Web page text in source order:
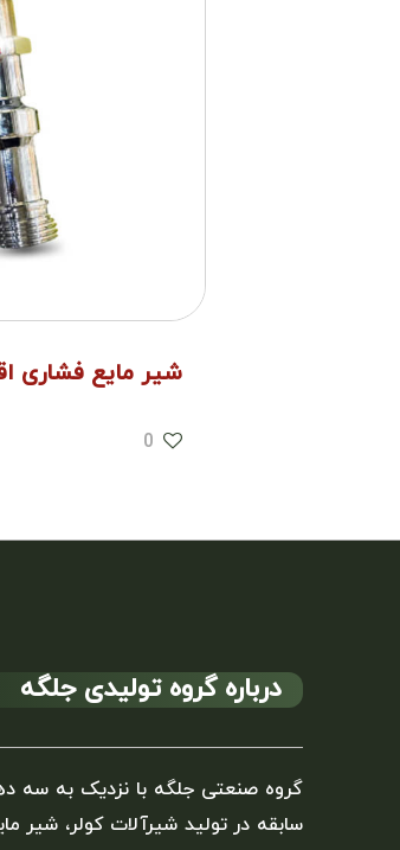
شیر مایع فشاری
0
درباره گروه تولیدی جلگه
گروه صنعتی جلگه با نزدیک به سه
سابقه در تولید شیرآلات کولر، شیر